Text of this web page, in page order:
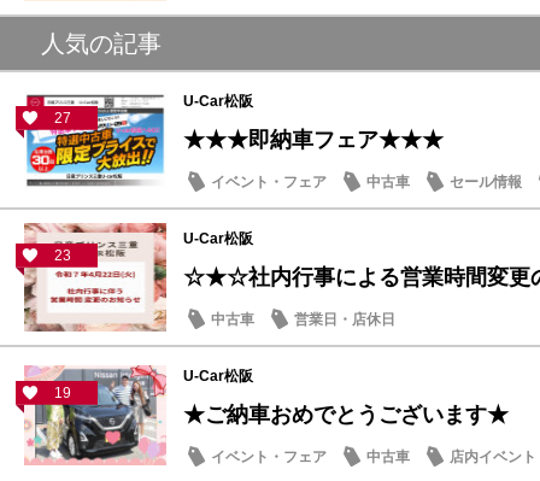
人気の記事
27
U-Car松阪
★★★即納車フェア★★★
イベント・フェア 中古車 セール情報
23
U-Car松阪
☆★☆社内行事による営業時間変
中古車 営業日・店休日
19
U-Car松阪
★ご納車おめでとうございます★
イベント・フェア 中古車 店内イベント